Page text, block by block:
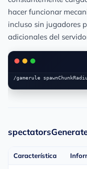
hacer funcionar
incluso sin jugadores
adicionales del
Característica